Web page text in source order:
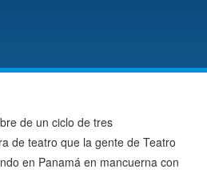
de un ciclo de tres
de teatro que la gente de Teatro
en Panamá en mancuerna con